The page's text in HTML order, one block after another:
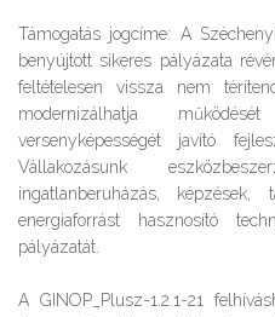
Támogatás jogcíme: A
benyújtott sikeres pályázata
feltételesen vissza nem
modernizálhatja
versenyképességét javító
Vállakozásunk
ingatlanberuházás, képzések,
energiaforrást hasznosító
pályázatát.
A GINOP_Plusz-1.2.1-21